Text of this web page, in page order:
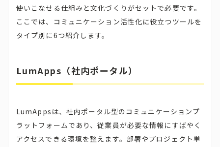
使いこなせる仕組みと文化づくりがセットで必要です。
ここでは、コミュニケーション活性化に役立つツールを
タイプ別に6つ紹介します。
LumApps（社内ポータル）
LumAppsは、社内ポータル型のコミュニケーションプ
ラットフォームであり、従業員が必要な情報にすばやく
アクセスできる環境を整えます。部署やプロジェクト単